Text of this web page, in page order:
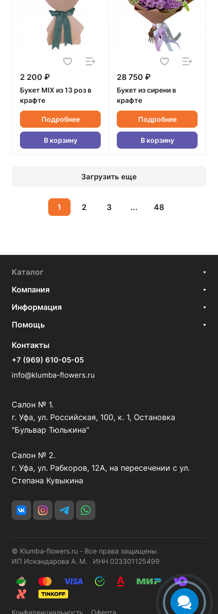
2 200 ₽
Букет MIX из 13 роз в
крафте
Подробнее
В корзину
28 750 ₽
Букет из сирени в
крафте
Подробнее
В корзину
Загрузить еще
1 2 3 ... 48
Каталог
Компания
Информация
Помощь
Контакты
+7 (969) 610-05-05
info@klumba-flowers.ru
Салон № 1.
г. Уфа, ул. Российская, 100, к. 1, Остановка
"Бульвар Тюлькина"
Салон № 2.
г. Уфа, ул. Рабкоров, 12А, на пересечении с ул.
Степана Кувыкина
© Klumba-flowers.ru - Все права защищены.
ИП Искандарова А. М. ИНН 023301125499
Конфиденциальность Оферта